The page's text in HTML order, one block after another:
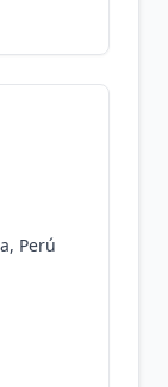
Perú